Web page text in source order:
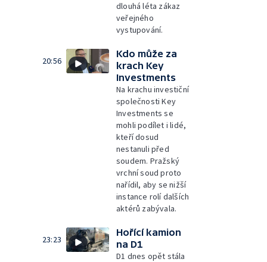
dlouhá léta zákaz
veřejného
vystupování.
20:56
Kdo může za
krach Key
Investments
Na krachu investiční
společnosti Key
Investments se
mohli podílet i lidé,
kteří dosud
nestanuli před
soudem. Pražský
vrchní soud proto
nařídil, aby se nižší
instance rolí dalších
aktérů zabývala.
23:23
Hořící kamion
na D1
D1 dnes opět stála